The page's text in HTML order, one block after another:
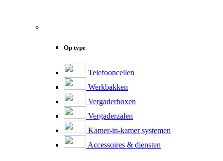
Op type
Telefooncellen
Werkbakken
Vergaderboxen
Vergaderzalen
Kamer-in-kamer systemen
Accessoires & diensten